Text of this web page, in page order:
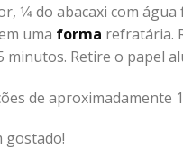
1⁄4 do abacaxi com
uma forma refratária.
minutos. Retire o papel
de aproximadamente
gostado!